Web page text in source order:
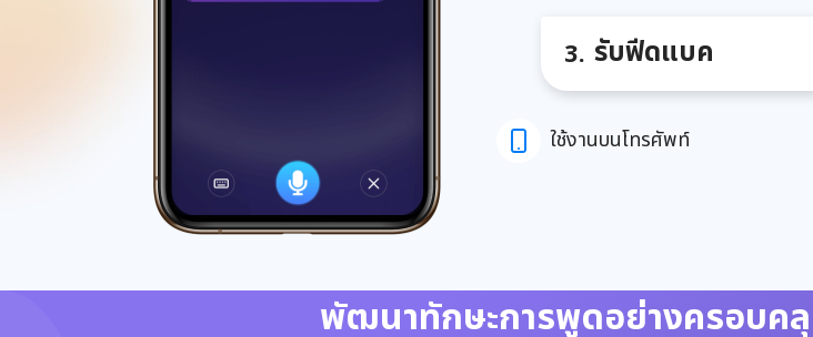
รับฟีดแบค
ใช้งานบนโทรศัพท์
พัฒนาทักษะการพูดอย่างครอบค